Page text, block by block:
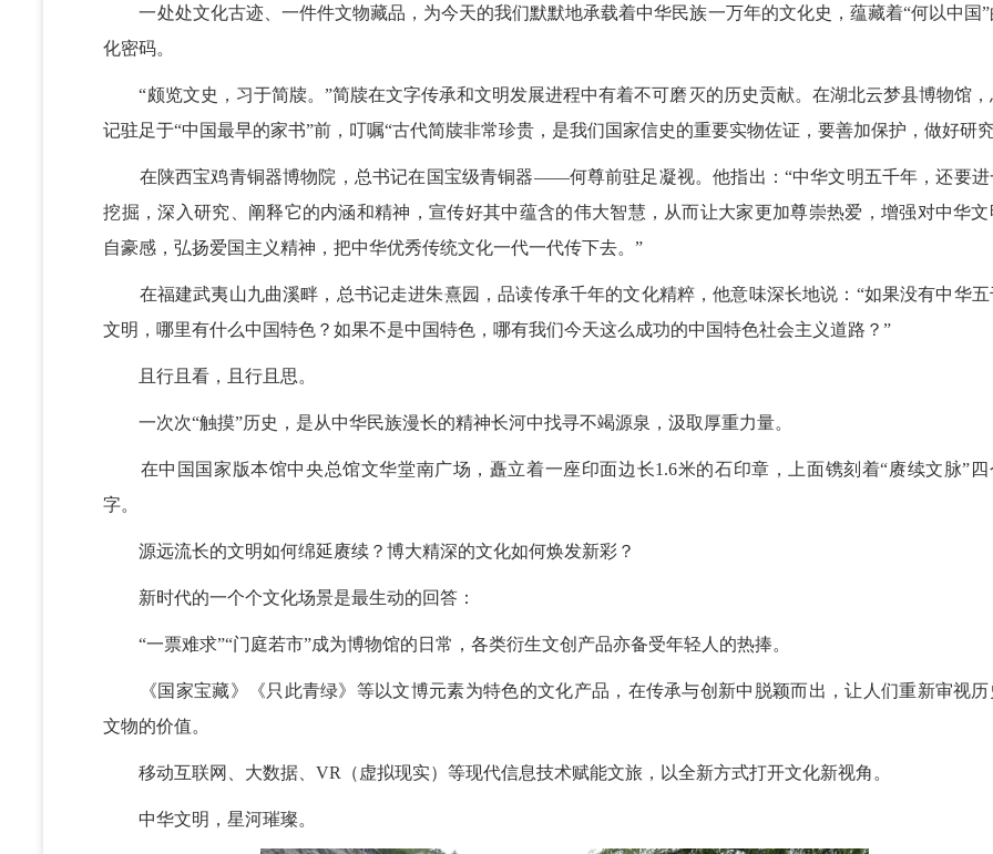
一处处文化古迹、一件件文物藏品，为今天的我们默默地承载着中华民族一万年的文化史，蕴藏着“何以中国”
化密码。
“颇览文史，习于简牍。”简牍在文字传承和文明发展进程中有着不可磨灭的历史贡献。在湖北云梦县博物馆，
记驻足于“中国最早的家书”前，叮嘱“古代简牍非常珍贵，是我们国家信史的重要实物佐证，要善加保护，做好研
在陕西宝鸡青铜器博物院，总书记在国宝级青铜器——何尊前驻足凝视。他指出：“中华文明五千年，还要进
挖掘，深入研究、阐释它的内涵和精神，宣传好其中蕴含的伟大智慧，从而让大家更加尊崇热爱，增强对中华文
自豪感，弘扬爱国主义精神，把中华优秀传统文化一代一代传下去。”
在福建武夷山九曲溪畔，总书记走进朱熹园，品读传承千年的文化精粹，他意味深长地说：“如果没有中华五
文明，哪里有什么中国特色？如果不是中国特色，哪有我们今天这么成功的中国特色社会主义道路？”
且行且看，且行且思。
一次次“触摸”历史，是从中华民族漫长的精神长河中找寻不竭源泉，汲取厚重力量。
在中国国家版本馆中央总馆文华堂南广场，矗立着一座印面边长1.6米的石印章，上面镌刻着“赓续文脉”四
字。
源远流长的文明如何绵延赓续？博大精深的文化如何焕发新彩？
新时代的一个个文化场景是最生动的回答：
“一票难求”“门庭若市”成为博物馆的日常，各类衍生文创产品亦备受年轻人的热捧。
《国家宝藏》《只此青绿》等以文博元素为特色的文化产品，在传承与创新中脱颖而出，让人们重新审视历
文物的价值。
移动互联网、大数据、VR（虚拟现实）等现代信息技术赋能文旅，以全新方式打开文化新视角。
中华文明，星河璀璨。